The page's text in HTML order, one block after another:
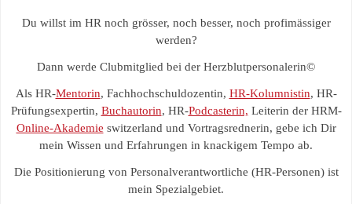
Du willst im HR noch grösser, noch besser, noch profimässiger
werden?
Dann werde Clubmitglied bei der Herzblutpersonalerin©
Als HR-Mentorin, Fachhochschuldozentin, HR-Kolumnistin, HR-
Prüfungsexpertin, Buchautorin, HR-Podcasterin, Leiterin der HRM-
Online-Akademie switzerland und Vortragsrednerin, gebe ich Dir
mein Wissen und Erfahrungen in knackigem Tempo ab.
Die Positionierung von Personalverantwortliche (HR-Personen) ist
mein Spezialgebiet.